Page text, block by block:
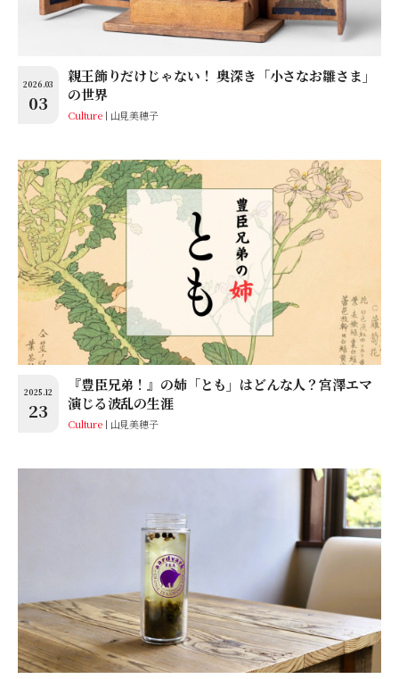
2026.03
03
親王飾りだけじゃない！ 奥深き「小さなお雛さま」
の世界
Culture 山見美穂子
2025.12
23
『豊臣兄弟！』の姉「とも」はどんな人？宮澤エマ
演じる波乱の生涯
Culture 山見美穂子